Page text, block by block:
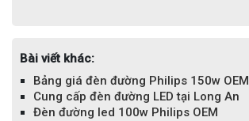
Bài viết khác:
Bảng giá đèn đường Philips 150w OEM
Cung cấp đèn đường LED tại Long An
Đèn đường led 100w Philips OEM